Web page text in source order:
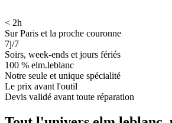
< 2h
Sur Paris et la proche couronne
7j/7
Soirs, week-ends et jours fériés
100 % elm.leblanc
Notre seule et unique spécialité
Le prix avant l'outil
Devis validé avant toute réparation